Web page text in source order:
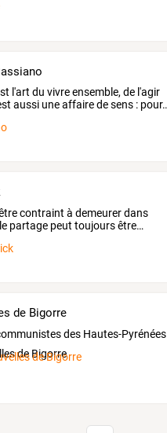
l'art du vivreensemble, de l'agir
aussi uneaffairedesens : pour
contraint à demeurerdans
le partage peut toujoursêtre…
de Bigorre
des Hautes-Pyrénées
de Bigorre